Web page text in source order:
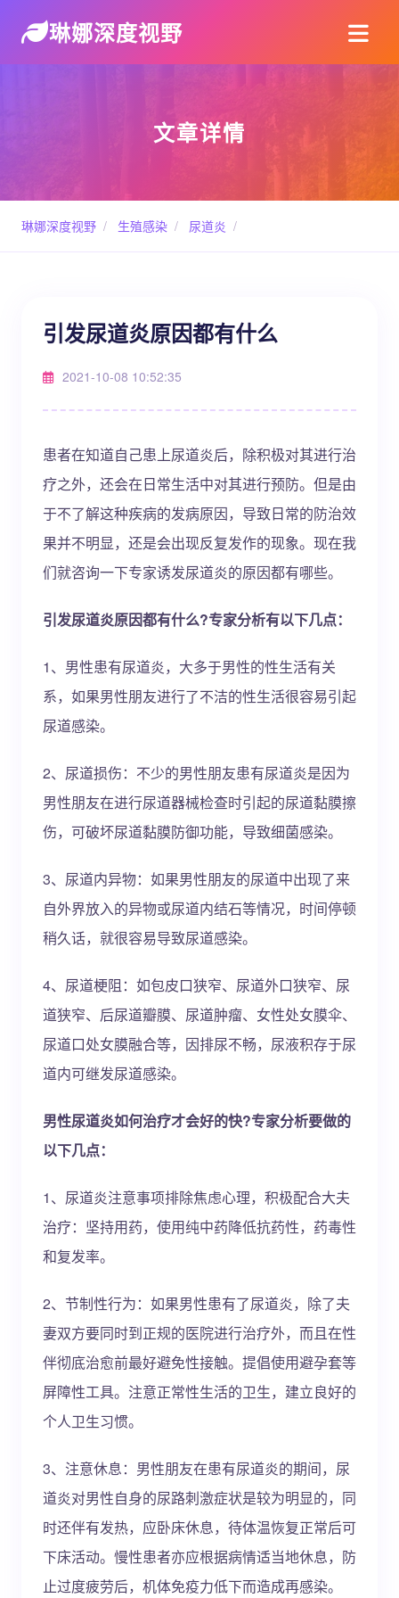
琳娜深度视野
文章详情
琳娜深度视野 / 生殖感染 / 尿道炎 /
引发尿道炎原因都有什么
2021-10-08 10:52:35
患者在知道自己患上尿道炎后，除积极对其进行治
疗之外，还会在日常生活中对其进行预防。但是由
于不了解这种疾病的发病原因，导致日常的防治效
果并不明显，还是会出现反复发作的现象。现在我
们就咨询一下专家诱发尿道炎的原因都有哪些。
引发尿道炎原因都有什么?专家分析有以下几点：
1、男性患有尿道炎，大多于男性的性生活有关
系，如果男性朋友进行了不洁的性生活很容易引起
尿道感染。
2、尿道损伤：不少的男性朋友患有尿道炎是因为
男性朋友在进行尿道器械检查时引起的尿道黏膜擦
伤，可破坏尿道黏膜防御功能，导致细菌感染。
3、尿道内异物：如果男性朋友的尿道中出现了来
自外界放入的异物或尿道内结石等情况，时间停顿
稍久话，就很容易导致尿道感染。
4、尿道梗阻：如包皮口狭窄、尿道外口狭窄、尿
道狭窄、后尿道瓣膜、尿道肿瘤、女性处女膜伞、
尿道口处女膜融合等，因排尿不畅，尿液积存于尿
道内可继发尿道感染。
男性尿道炎如何治疗才会好的快?专家分析要做的
以下几点：
1、尿道炎注意事项排除焦虑心理，积极配合大夫
治疗：坚持用药，使用纯中药降低抗药性，药毒性
和复发率。
2、节制性行为：如果男性患有了尿道炎，除了夫
妻双方要同时到正规的医院进行治疗外，而且在性
伴彻底治愈前最好避免性接触。提倡使用避孕套等
屏障性工具。注意正常性生活的卫生，建立良好的
个人卫生习惯。
3、注意休息：男性朋友在患有尿道炎的期间，尿
道炎对男性自身的尿路刺激症状是较为明显的，同
时还伴有发热，应卧床休息，待体温恢复正常后可
下床活动。慢性患者亦应根据病情适当地休息，防
止过度疲劳后，机体免疫力低下而造成再感染。